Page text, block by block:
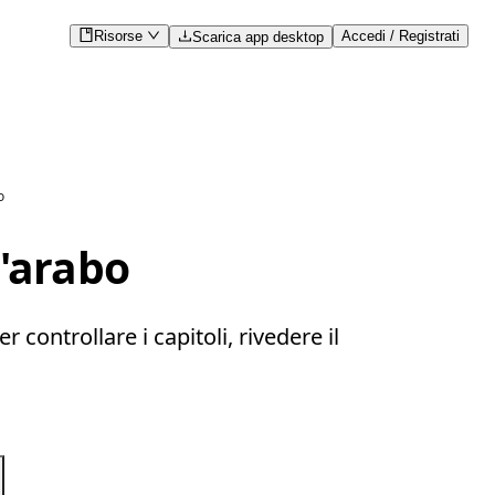
Risorse Scarica app desktop Accedi / Registrati
controllare i capitoli, rivedere il